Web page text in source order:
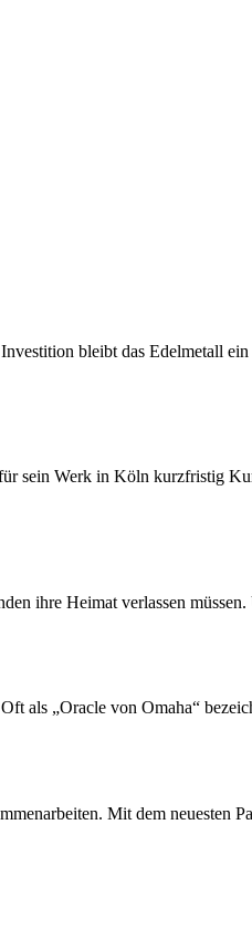
bleibt das Edelmetall
sein Werk in Köln kurzfristig
ihre Heimat verlassen
als „Oracle von Omaha“
Mit dem neuesten